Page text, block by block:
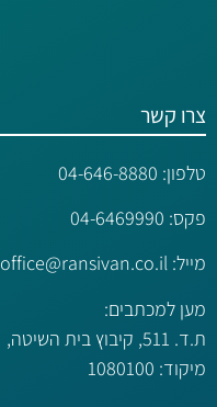
צרו קשר
טלפון: 04-646-8880
פקס: 04-6469990
מייל: office@ransivan.co.il
מען למכתבים:
ת.ד. 511, קיבוץ בית השיטה,
מיקוד: 1080100